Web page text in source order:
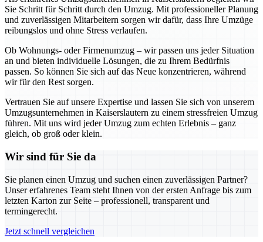
Sie Schritt für Schritt durch den Umzug. Mit professioneller Planung
und zuverlässigen Mitarbeitern sorgen wir dafür, dass Ihre Umzüge
reibungslos und ohne Stress verlaufen.
Ob Wohnungs- oder Firmenumzug – wir passen uns jeder Situation
an und bieten individuelle Lösungen, die zu Ihrem Bedürfnis
passen. So können Sie sich auf das Neue konzentrieren, während
wir für den Rest sorgen.
Vertrauen Sie auf unsere Expertise und lassen Sie sich von unserem
Umzugsunternehmen in Kaiserslautern zu einem stressfreien Umzug
führen. Mit uns wird jeder Umzug zum echten Erlebnis – ganz
gleich, ob groß oder klein.
Wir sind für Sie da
Sie planen einen Umzug und suchen einen zuverlässigen Partner?
Unser erfahrenes Team steht Ihnen von der ersten Anfrage bis zum
letzten Karton zur Seite – professionell, transparent und
termingerecht.
Jetzt schnell vergleichen